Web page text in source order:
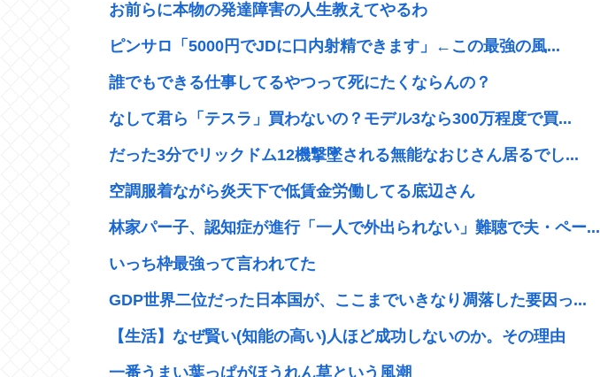
お前らに本物の発達障害の人生教えてやるわ
ピンサロ「5000円でJDに口内射精できます」←この最強の風...
誰でもできる仕事してるやつって死にたくならんの？
なして君ら「テスラ」買わないの？モデル3なら300万程度で買...
だった3分でリックドム12機撃墜される無能なおじさん居るでし...
空調服着ながら炎天下で低賃金労働してる底辺さん
林家パー子、認知症が進行「一人で外出られない」難聴で夫・ペー...
いっち枠最強って言われてた
GDP世界二位だった日本国が、ここまでいきなり凋落した要因っ...
【生活】なぜ賢い(知能の高い)人ほど成功しないのか。その理由
一番うまい葉っぱがほうれん草という風潮